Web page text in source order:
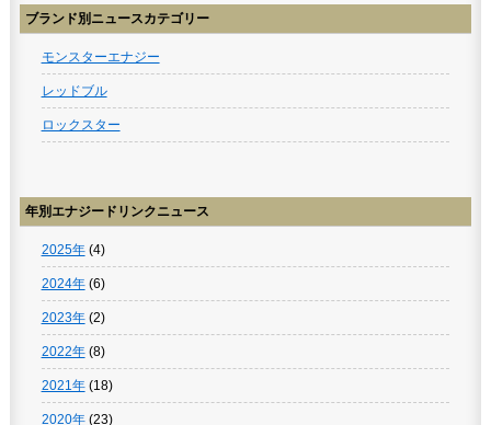
ブランド別ニュースカテゴリー
モンスターエナジー
レッドブル
ロックスター
年別エナジードリンクニュース
2025年(4)
2024年(6)
2023年(2)
2022年(8)
2021年(18)
2020年(23)